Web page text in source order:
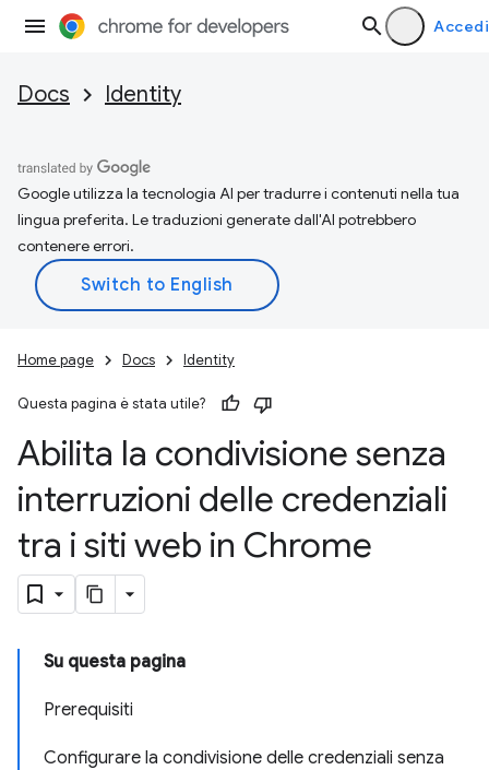
Accedi
Docs Identity
Google utilizza la tecnologia AI per tradurre i contenuti nella tua
lingua preferita. Le traduzioni generate dall'AI potrebbero
contenere errori.
Home page Docs Identity
Questa pagina è stata utile?
Abilita la condivisione senza
interruzioni delle credenziali
tra i siti web in Chrome
Su questa pagina
Prerequisiti
Configurare la condivisione delle credenziali senza